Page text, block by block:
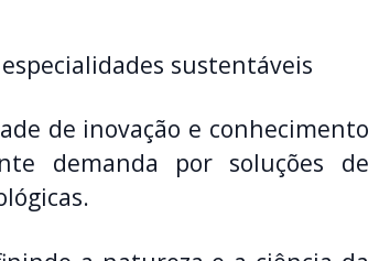
sustentáveis
de inovação e conhecimento
demanda por soluções de